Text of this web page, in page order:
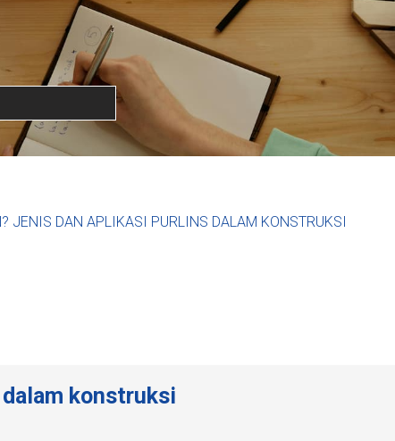
JENIS DAN APLIKASI PURLINS DALAM KONSTRUKSI
konstruksi